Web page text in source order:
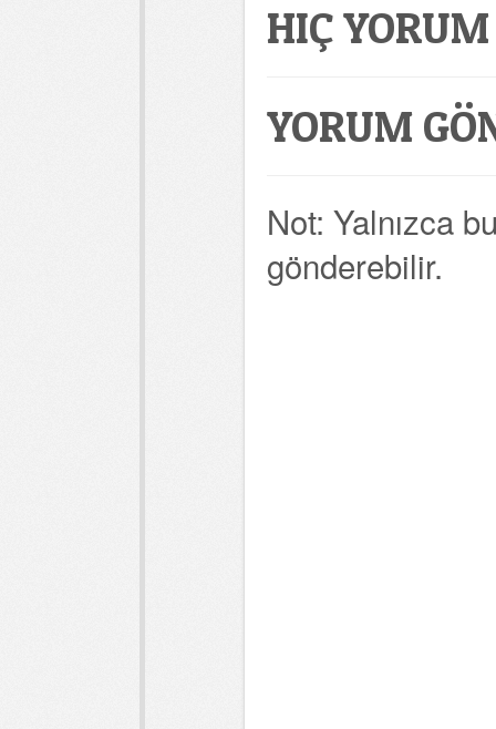
HIÇ
YORUM
Not: Yalnızca
gönderebilir.